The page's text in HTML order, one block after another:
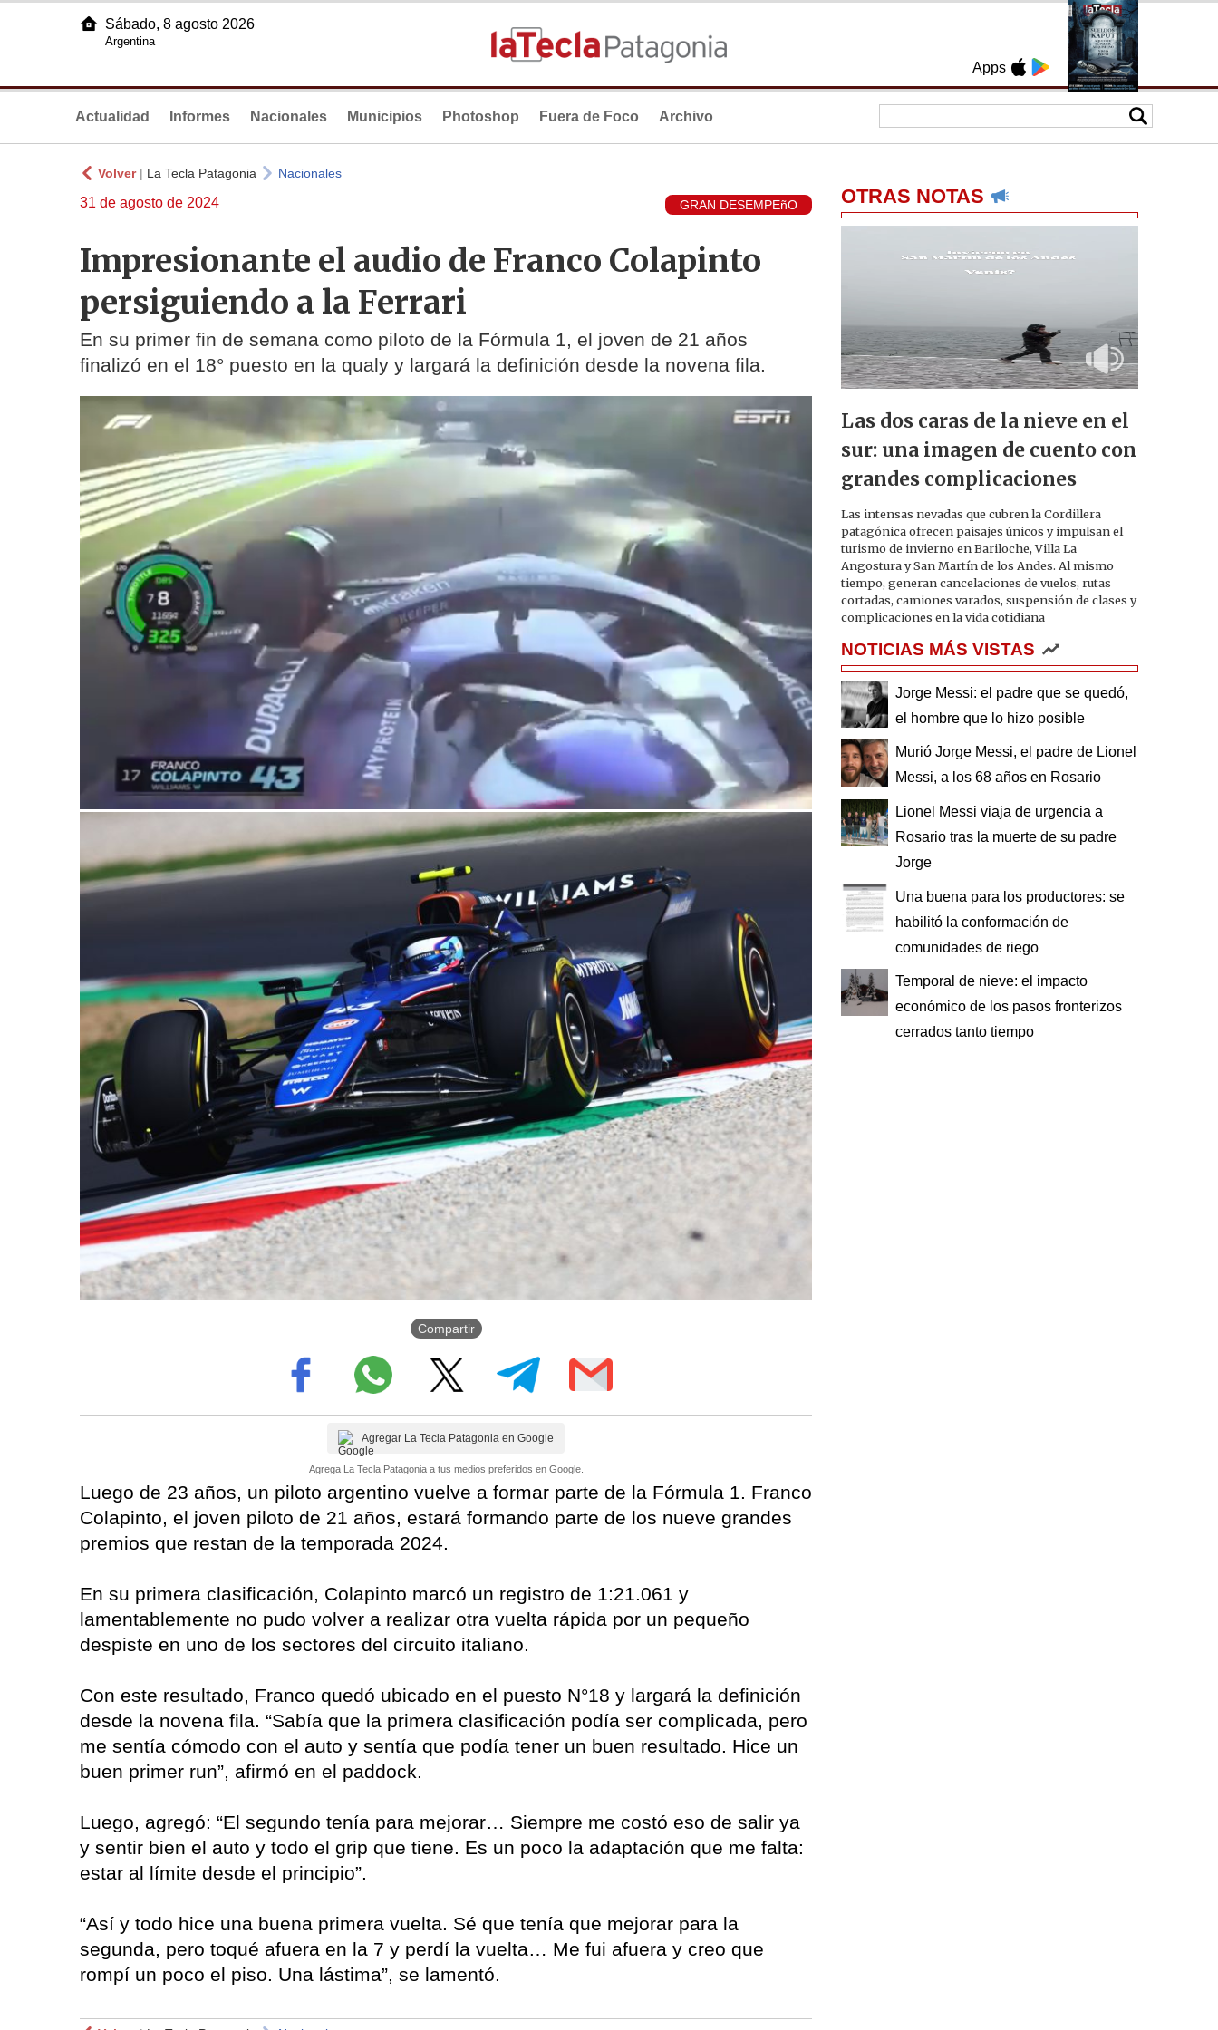
Apps
Sábado, 8 agosto 2026
Argentina
Actualidad Informes Nacionales Municipios Photoshop Fuera de Foco Archivo
Volver| La Tecla Patagonia Nacionales
31 de agosto de 2024 GRAN DESEMPEñO
Impresionante el audio de Franco Colapinto
persiguiendo a la Ferrari
En su primer fin de semana como piloto de la Fórmula 1, el joven de 21 años
finalizó en el 18° puesto en la qualy y largará la definición desde la novena fila.
Compartir
Agregar La Tecla Patagonia en Google
Agrega La Tecla Patagonia a tus medios preferidos en Google.
Luego de 23 años, un piloto argentino vuelve a formar parte de la Fórmula 1. Franco
Colapinto, el joven piloto de 21 años, estará formando parte de los nueve grandes
premios que restan de la temporada 2024.
En su primera clasificación, Colapinto marcó un registro de 1:21.061 y
lamentablemente no pudo volver a realizar otra vuelta rápida por un pequeño
despiste en uno de los sectores del circuito italiano.
Con este resultado, Franco quedó ubicado en el puesto N°18 y largará la definición
desde la novena fila. “Sabía que la primera clasificación podía ser complicada, pero
me sentía cómodo con el auto y sentía que podía tener un buen resultado. Hice un
buen primer run”, afirmó en el paddock.
Luego, agregó: “El segundo tenía para mejorar… Siempre me costó eso de salir ya
y sentir bien el auto y todo el grip que tiene. Es un poco la adaptación que me falta:
estar al límite desde el principio”.
“Así y todo hice una buena primera vuelta. Sé que tenía que mejorar para la
segunda, pero toqué afuera en la 7 y perdí la vuelta… Me fui afuera y creo que
rompí un poco el piso. Una lástima”, se lamentó.
OTRAS NOTAS
Las dos caras de la nieve en el
sur: una imagen de cuento con
grandes complicaciones
Las intensas nevadas que cubren la Cordillera
patagónica ofrecen paisajes únicos y impulsan el
turismo de invierno en Bariloche, Villa La
Angostura y San Martín de los Andes. Al mismo
tiempo, generan cancelaciones de vuelos, rutas
cortadas, camiones varados, suspensión de clases y
complicaciones en la vida cotidiana
NOTICIAS MÁS VISTAS
Jorge Messi: el padre que se quedó,
el hombre que lo hizo posible
Murió Jorge Messi, el padre de Lionel
Messi, a los 68 años en Rosario
Lionel Messi viaja de urgencia a
Rosario tras la muerte de su padre
Jorge
Una buena para los productores: se
habilitó la conformación de
comunidades de riego
Temporal de nieve: el impacto
económico de los pasos fronterizos
cerrados tanto tiempo